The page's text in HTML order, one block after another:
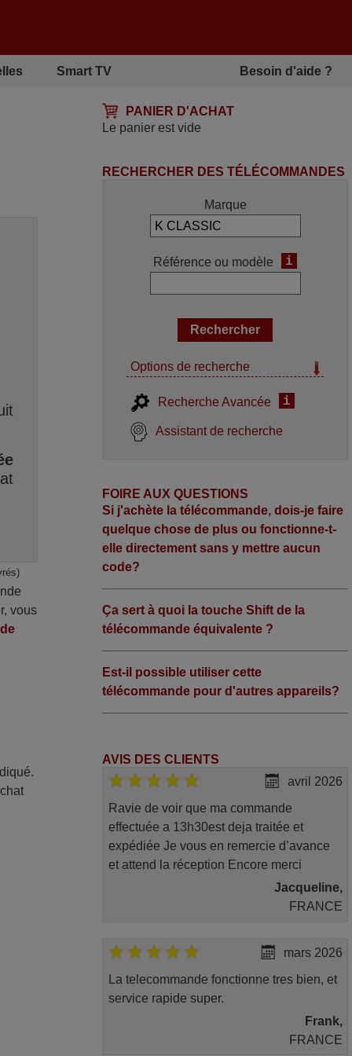
Smart TV Besoin d'aide ?
PANIER D'ACHAT
Le panier est vide
vous
RECHERCHER DES TÉLÉCOMMANDES
Marque
Référence ou modèle i
Options de recherche
Recherche Avancée i
Assistant de recherche
FOIRE AUX QUESTIONS
Si j'achète la télécommande, dois-je faire
quelque chose de plus ou fonctionne-t-
elle directement sans y mettre aucun
code?
Ça sert à quoi la touche Shift de la
télécommande équivalente ?
Est-il possible utiliser cette
télécommande pour d'autres appareils?
AVIS DES CLIENTS
avril 2026
Ravie de voir que ma commande
effectuée a 13h30est deja traitée et
expédiée Je vous en remercie d’avance
et attend la réception Encore merci
Jacqueline,
FRANCE
mars 2026
La telecommande fonctionne tres bien, et
service rapide super.
Frank,
FRANCE